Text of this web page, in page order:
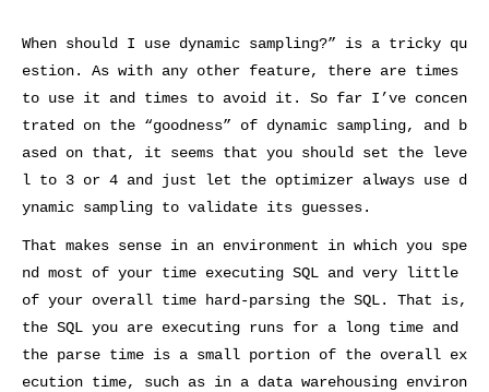
When should I use dynamic sampling?” is a tricky qu
estion. As with any other feature, there are times
to use it and times to avoid it. So far I’ve concen
trated on the “goodness” of dynamic sampling, and b
ased on that, it seems that you should set the leve
l to 3 or 4 and just let the optimizer always use d
ynamic sampling to validate its guesses.
That makes sense in an environment in which you spe
nd most of your time executing SQL and very little
of your overall time hard-parsing the SQL. That is,
the SQL you are executing runs for a long time and
the parse time is a small portion of the overall ex
ecution time, such as in a data warehousing environ